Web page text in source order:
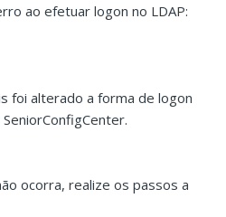
ao efetuar logon no LDAP:
foi alterado a forma de logon
ocorra, realize os passos a